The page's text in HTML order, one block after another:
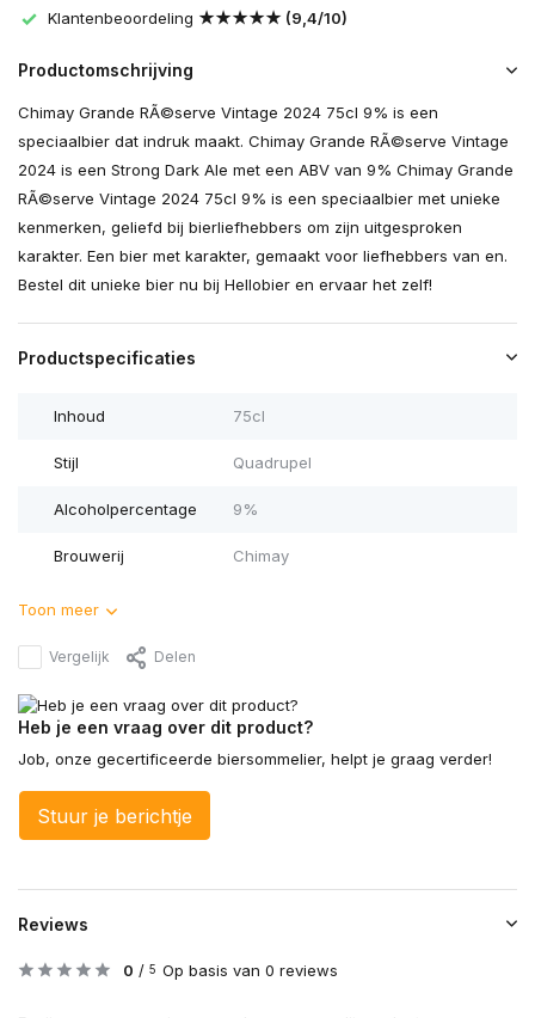
Klantenbeoordeling ★★★★★ (9,4/10)
Productomschrijving
Chimay Grande RÃ©serve Vintage 2024 75cl 9% is een
speciaalbier dat indruk maakt. Chimay Grande RÃ©serve Vintage
2024 is een Strong Dark Ale met een ABV van 9% Chimay Grande
RÃ©serve Vintage 2024 75cl 9% is een speciaalbier met unieke
kenmerken, geliefd bij bierliefhebbers om zijn uitgesproken
karakter. Een bier met karakter, gemaakt voor liefhebbers van en.
Bestel dit unieke bier nu bij Hellobier en ervaar het zelf!
Productspecificaties
Inhoud 75cl
Stijl Quadrupel
Alcoholpercentage 9%
Brouwerij Chimay
Toon meer
Vergelijk Delen
Heb je een vraag over dit product?
Job, onze gecertificeerde biersommelier, helpt je graag verder!
Stuur je berichtje
Reviews
0 / 5 Op basis van 0 reviews